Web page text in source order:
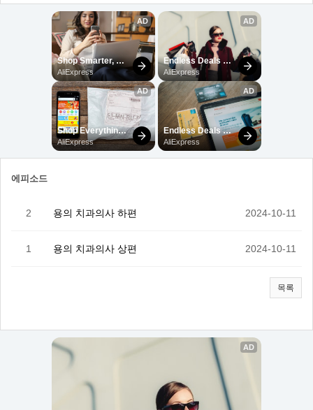
에피소드
2 용의 치과의사 하편 2024-10-11
1 용의 치과의사 상편 2024-10-11
목록